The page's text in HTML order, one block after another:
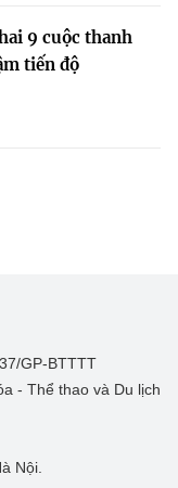
9 cuộc thanh
tiến độ
GP-BTTTT
- Thể thao và Du lịch
Nội.